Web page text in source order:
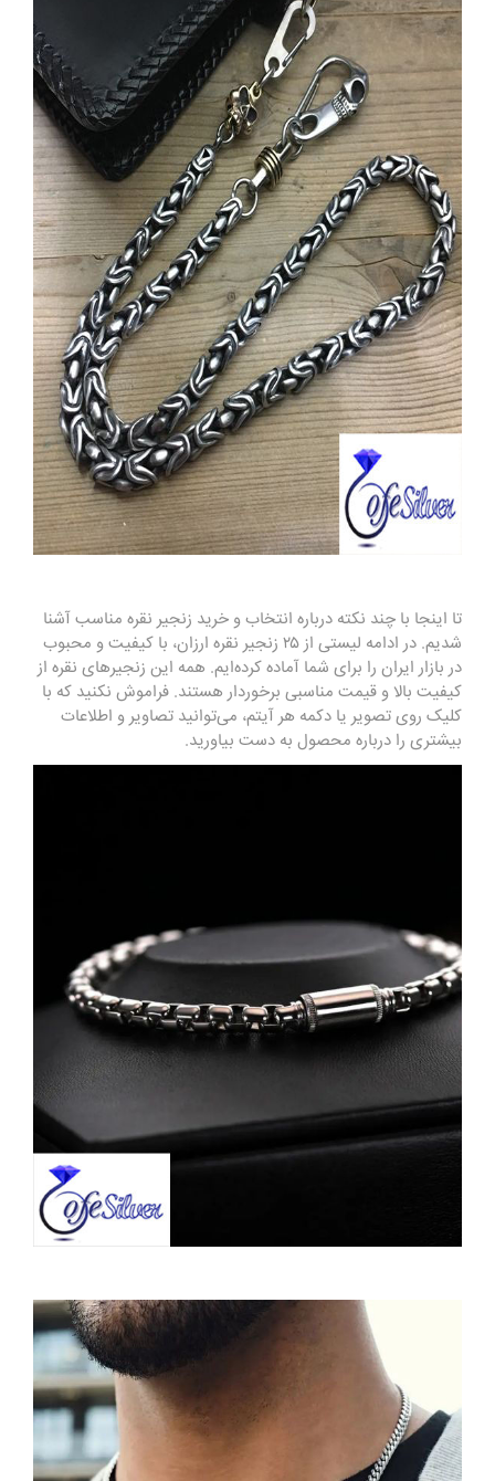
تا اینجا با چند نکته درباره انتخاب و خرید زنجیر نقره مناسب آشنا
شدیم. در ادامه لیستی از ۲۵ زنجیر نقره ارزان، با کیفیت و محبوب
در بازار ایران را برای شما آماده کرده‌ایم. همه این زنجیرهای نقره از
کیفیت بالا و قیمت مناسبی برخوردار هستند. فراموش نکنید که با
کلیک روی تصویر یا دکمه هر آیتم، می‌توانید تصاویر و اطلاعات
بیشتری را درباره محصول به دست بیاورید.